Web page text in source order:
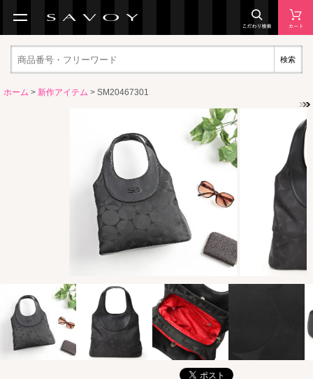
検索
ホーム > 新作アイテム > SM20467301